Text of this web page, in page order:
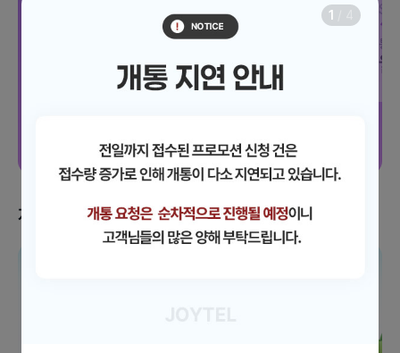
JOY 500분 30GB
문자 100건
월 12,100원/ 평생할인
통
지금 받을 수 있는 혜택 이벤트 더보기
1